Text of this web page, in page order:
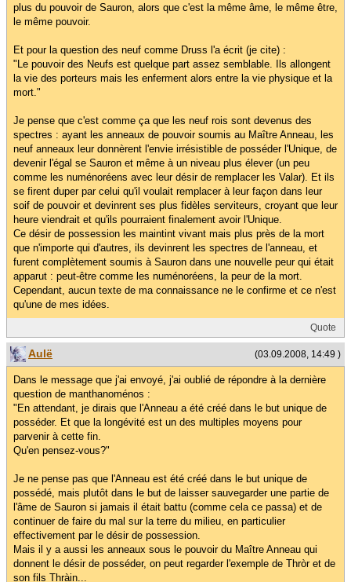
plus du pouvoir de Sauron, alors que c'est la même âme, le même être,
le même pouvoir.
Et pour la question des neuf comme Druss l'a écrit (je cite) :
"Le pouvoir des Neufs est quelque part assez semblable. Ils allongent
la vie des porteurs mais les enferment alors entre la vie physique et la
mort."
Je pense que c'est comme ça que les neuf rois sont devenus des
spectres : ayant les anneaux de pouvoir soumis au Maître Anneau, les
neuf anneaux leur donnèrent l'envie irrésistible de posséder l'Unique, de
devenir l'égal se Sauron et même à un niveau plus élever (un peu
comme les numénoréens avec leur désir de remplacer les Valar). Et ils
se firent duper par celui qu'il voulait remplacer à leur façon dans leur
soif de pouvoir et devinrent ses plus fidèles serviteurs, croyant que leur
heure viendrait et qu'ils pourraient finalement avoir l'Unique.
Ce désir de possession les maintint vivant mais plus près de la mort
que n'importe qui d'autres, ils devinrent les spectres de l'anneau, et
furent complètement soumis à Sauron dans une nouvelle peur qui était
apparut : peut-être comme les numénoréens, la peur de la mort.
Cependant, aucun texte de ma connaissance ne le confirme et ce n'est
qu'une de mes idées.
Quote
(03.09.2008, 14:49 )
Aulë
Dans le message que j'ai envoyé, j'ai oublié de répondre à la dernière
question de manthanoménos :
"En attendant, je dirais que l'Anneau a été créé dans le but unique de
posséder. Et que la longévité est un des multiples moyens pour
parvenir à cette fin.
Qu'en pensez-vous?"
Je ne pense pas que l'Anneau est été créé dans le but unique de
possédé, mais plutôt dans le but de laisser sauvegarder une partie de
l'âme de Sauron si jamais il était battu (comme cela ce passa) et de
continuer de faire du mal sur la terre du milieu, en particulier
effectivement par le désir de possession.
Mais il y a aussi les anneaux sous le pouvoir du Maître Anneau qui
donnent le désir de posséder, on peut regarder l'exemple de Thròr et de
son fils Thràin...